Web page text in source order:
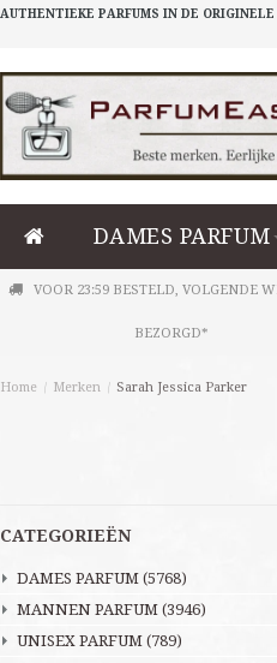
AUTHENTIEKE PARFUMS IN DE
DAMES PARFUM
VOOR 23:59 BESTELD, VOLGENDE
BEZORGD*
Home / Merken / Sarah Jessica Parker
CATEGORIEËN
DAMES PARFUM (5768)
MANNEN PARFUM (3946)
UNISEX PARFUM (789)